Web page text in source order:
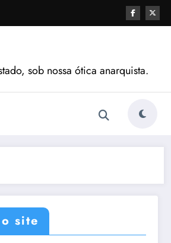
sob nossa ótica anarquista.
site